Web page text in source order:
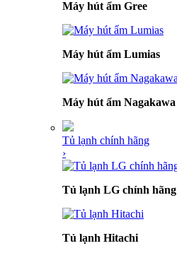
Máy hút ẩm Gree
Máy hút ẩm Lumias
Máy hút ẩm Nagakawa
Tủ lạnh chính hãng
›
Tủ lạnh LG chính hãng
Tủ lạnh Hitachi